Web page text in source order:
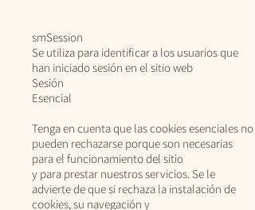
smSession
Se utiliza para identificar a los usuarios que
han iniciado sesión en el sitio web
Sesión
Esencial
Tenga en cuenta que las cookies esenciales no
pueden rechazarse porque son necesarias
para el funcionamiento del sitio
y para prestar nuestros servicios. Se le
advierte de que si rechaza la instalación de
cookies, su navegación y